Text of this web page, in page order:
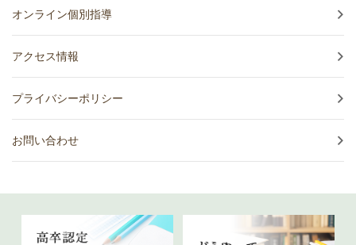
オンライン個別指導
アクセス情報
プライバシーポリシー
お問い合わせ